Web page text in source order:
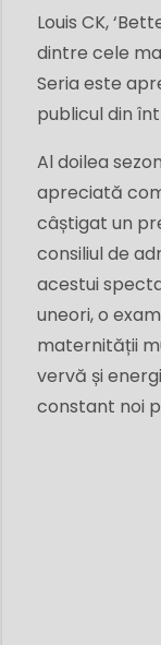
Louis CK,
dintre cele
Seria este
publicul din
Al doilea
apreciată
câștigat un
consiliul de
acestui
uneori, o
maternității
vervă și
constant noi